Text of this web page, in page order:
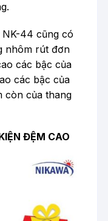
44 cũng có
nhôm rút đơn
các bậc của
các bậc của
còn của thang
ĐỆM CAO